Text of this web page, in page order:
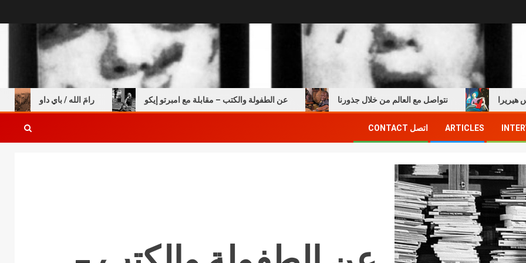
رامَ الله / باي داو عن الطفولة والكتب – مقابلة مع امبرتو إيكو نتواصل مع العالم من خلال جذورنا
ARTICLES اتصل CONTACT